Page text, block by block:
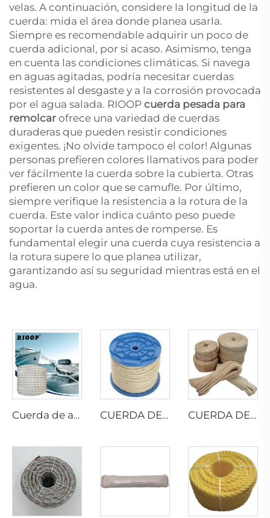
velas. A continuación, considere la longitud de la
cuerda: mida el área donde planea usarla.
Siempre es recomendable adquirir un poco de
cuerda adicional, por si acaso. Asimismo, tenga
en cuenta las condiciones climáticas. Si navega
en aguas agitadas, podría necesitar cuerdas
resistentes al desgaste y a la corrosión provocada
por el agua salada. RIOOP cuerda pesada para
remolcar ofrece una variedad de cuerdas
duraderas que pueden resistir condiciones
exigentes. ¡No olvide tampoco el color! Algunas
personas prefieren colores llamativos para poder
ver fácilmente la cuerda sobre la cubierta. Otras
prefieren un color que se camufle. Por último,
siempre verifique la resistencia a la rotura de la
cuerda. Este valor indica cuánto peso puede
soportar la cuerda antes de romperse. Es
fundamental elegir una cuerda cuya resistencia a
la rotura supere lo que planea utilizar,
garantizando así su seguridad mientras está en el
agua.
Cuerda de amarre de 8 hilos de poliéster CUERDA DE SISAL TRENZADA CUERDA DE SISAL TRENZADA